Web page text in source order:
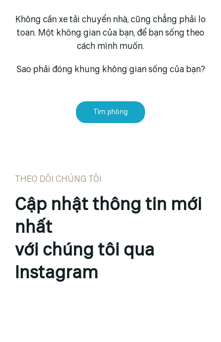
Không cần xe tải chuyển nhà, cũng chẳng phải lo
toan. Một không gian của bạn, để bạn sống theo
cách mình muốn.
Sao phải đóng khung không gian sống của bạn?
Tìm phòng
THEO DÕI CHÚNG TÔI
Cập nhật thông tin mới
nhất
với chúng tôi qua
Instagram